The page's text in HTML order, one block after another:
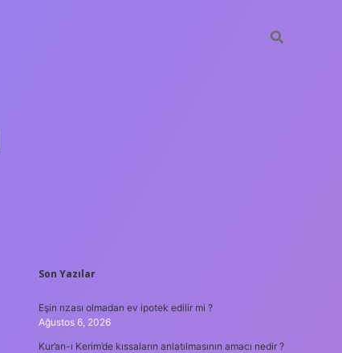
SIDEBAR
Son Yazılar
Eşin rızası olmadan ev ipotek edilir mi ?
Ağustos 6, 2026
Kur’an-ı Kerim’de kıssaların anlatılmasının amacı nedir ?